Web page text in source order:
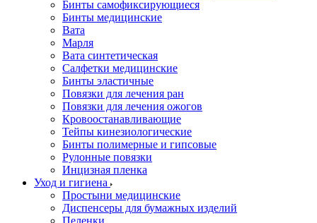
Бинты самофиксирующиеся
Бинты медицинские
Вата
Марля
Вата синтетическая
Салфетки медицинские
Бинты эластичные
Повязки для лечения ран
Повязки для лечения ожогов
Кровоостанавливающие
Тейпы кинезиологические
Бинты полимерные и гипсовые
Рулонные повязки
Инцизная пленка
Уход и гигиена
Простыни медицинские
Диспенсеры для бумажных изделий
Пеленки